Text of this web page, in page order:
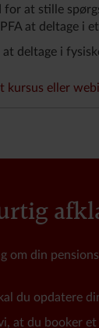
for at stille
at deltage i
at deltage i
kursus eller
om din
du opdatere
at du booker